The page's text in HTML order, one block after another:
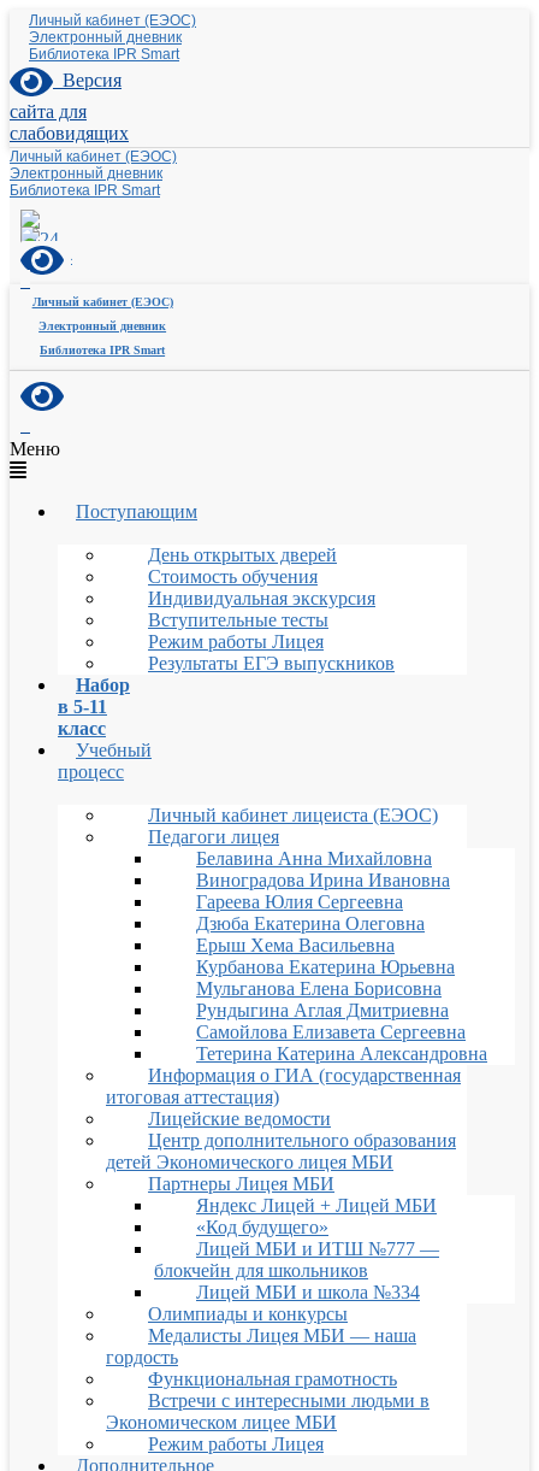
Личный кабинет (ЕЭОС)
Электронный дневник
Библиотека IPR Smart
Версия
сайта для
слабовидящих
Личный кабинет (ЕЭОС)
Электронный дневник
Библиотека IPR Smart
Личный кабинет (ЕЭОС)
Электронный дневник
Библиотека IPR Smart
Меню
Поступающим
День открытых дверей
Стоимость обучения
Индивидуальная экскурсия
Вступительные тесты
Режим работы Лицея
Результаты ЕГЭ выпускников
Набор
в 5-11
класс
Учебный
процесс
Личный кабинет лицеиста (ЕЭОС)
Педагоги лицея
Белавина Анна Михайловна
Виноградова Ирина Ивановна
Гареева Юлия Сергеевна
Дзюба Екатерина Олеговна
Ерыш Хема Васильевна
Курбанова Екатерина Юрьевна
Мульганова Елена Борисовна
Рундыгина Аглая Дмитриевна
Самойлова Елизавета Сергеевна
Тетерина Катерина Александровна
Информация о ГИА (государственная
итоговая аттестация)
Лицейские ведомости
Центр дополнительного образования
детей Экономического лицея МБИ
Партнеры Лицея МБИ
Яндекс Лицей + Лицей МБИ
«Код будущего»
Лицей МБИ и ИТШ №777 —
блокчейн для школьников
Лицей МБИ и школа №334
Олимпиады и конкурсы
Медалисты Лицея МБИ — наша
гордость
Функциональная грамотность
Встречи с интересными людьми в
Экономическом лицее МБИ
Режим работы Лицея
Дополнительное